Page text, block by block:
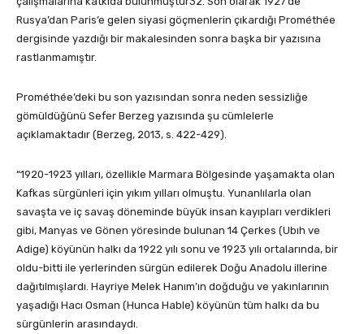
Rusya’dan Paris’e gelen siyasi göçmenlerin çıkardığı Prométhée
dergisinde yazdığı bir makalesinden sonra başka bir yazısına
rastlanmamıştır.
Prométhée’deki bu son yazısından sonra neden sessizliğe
gömüldüğünü Sefer Berzeg yazısında şu cümlelerle
açıklamaktadır (Berzeg, 2013, s. 422-429).
“1920-1923 yılları, özellikle Marmara Bölgesinde yaşamakta olan
Kafkas sürgünleri için yıkım yılları olmuştu. Yunanlılarla olan
savaşta ve iç savaş döneminde büyük insan kayıpları verdikleri
gibi, Manyas ve Gönen yöresinde bulunan 14 Çerkes (Ubıh ve
Adige) köyünün halkı da 1922 yılı sonu ve 1923 yılı ortalarında, bir
oldu-bitti ile yerlerinden sürgün edilerek Doğu Anadolu illerine
dağıtılmışlardı. Hayriye Melek Hanım’ın doğduğu ve yakınlarının
yaşadığı Hacı Osman (Hunca Hable) köyünün tüm halkı da bu
sürgünlerin arasındaydı.